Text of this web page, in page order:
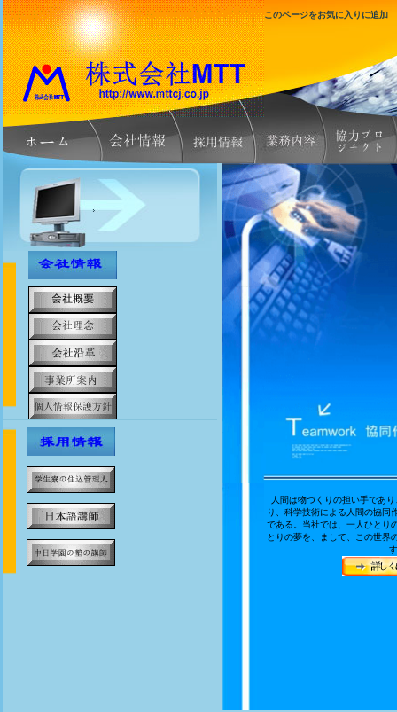
このページをお気に入りに追加
人間は物づくりの担い手であ
り、科学技術による人間の協同
である。当社では、一人ひとり
とりの夢を、まして、この世界